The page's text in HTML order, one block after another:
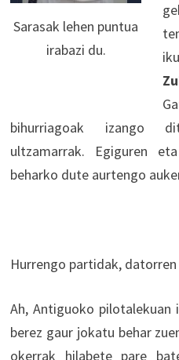
Sarasak lehen puntua
irabazi du.
bihurriagoak izango
ultzamarrak. Egiguren
beharko dute aurtengo
Hurrengo partidak,
Ah, Antiguoko pilotalekuan
berez gaur jokatu behar
okerrak hilabete pare